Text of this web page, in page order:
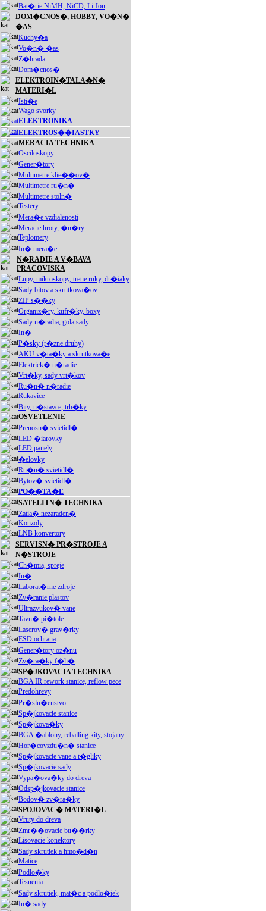
Bat�rie NiMH, NiCD, Li-Ion
DOM�CNOS�, HOBBY, VO�N�
�AS
Kuchy�a
Vo�n� �as
Z�hrada
Dom�cnos�
ELEKTROIN�TALA�N�
MATERI�L
Isti�e
Wago svorky
ELEKTRONIKA
ELEKTROS��IASTKY
MERACIA TECHNIKA
Osciloskopy
Gener�tory
Multimetre klie��ov�
Multimetre ru�n�
Multimetre stoln�
Testery
Mera�e vzdialenosti
Meracie hroty, �n�ry
Teplomery
In� mera�e
N�RADIE A V�BAVA
PRACOVISKA
Lupy, mikroskopy, tretie ruky, dr�iaky
Sady bitov a skrutkova�ov
ZIP s��ky
Organiz�ry, kufr�ky, boxy
Sady n�radia, gola sady
In�
P�sky (r�zne druhy)
AKU v�ta�ky a skrutkova�e
Elektrick� n�radie
Vrt�ky, sady vrt�kov
Ru�n� n�radie
Rukavice
Bity, n�stavce, trh�ky
OSVETLENIE
Prenosn� svietidl�
LED �iarovky
LED panely
�elovky
Ru�n� svietidl�
Bytov� svietidl�
PO��TA�E
SATELITN� TECHNIKA
Zatia� nezaraden�
Konzoly
LNB konvertory
SERVISN� PR�STROJE A
N�STROJE
Ch�mia, spreje
In�
Laborat�rne zdroje
Zv�ranie plastov
Ultrazvukov� vane
Tavn� pi�tole
Laserov� grav�rky
ESD ochrana
Gener�tory oz�nu
Zv�ra�ky f�li�
SP�JKOVACIA TECHNIKA
BGA IR rework stanice, reflow pece
Predohrevy
Pr�slu�enstvo
Sp�jkovacie stanice
Sp�jkova�ky
BGA �ablony, reballing kity, stojany
Hor�covzdu�n� stanice
Sp�jkovacie vane a t�gliky
Sp�jkovacie sady
Vypa�ova�ky do dreva
Odsp�jkovacie stanice
Bodov� zv�ra�ky
SPOJOVAC� MATERI�L
Vruty do dreva
Zmr��ovacie bu��rky
Lisovacie konektory
Sady skrutiek a hmo�d�n
Matice
Podlo�ky
Tesnenia
Sady skrutiek, mat�c a podlo�iek
In� sady